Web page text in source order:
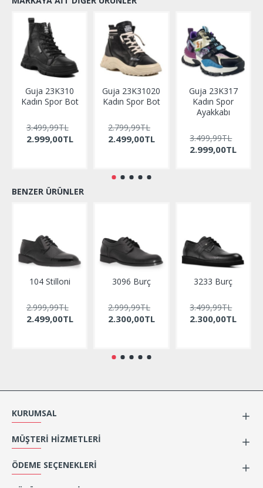
Guja 23K310
Kadın Spor Bot
2.999,00TL
3.499,99TL
Guja 23K31020
Kadın Spor Bot
2.499,00TL
2.799,99TL
Guja 23K317
Kadın Spor
Ayakkabı
2.999,00TL
3.499,99TL
BENZER ÜRÜNLER
104 Stilloni
2.499,00TL
2.999,99TL
3096 Burç
2.300,00TL
2.999,99TL
3233 Burç
2.300,00TL
3.499,99TL
KURUMSAL
MÜŞTERI HIZMETLERI
ÖDEME SEÇENEKLERI